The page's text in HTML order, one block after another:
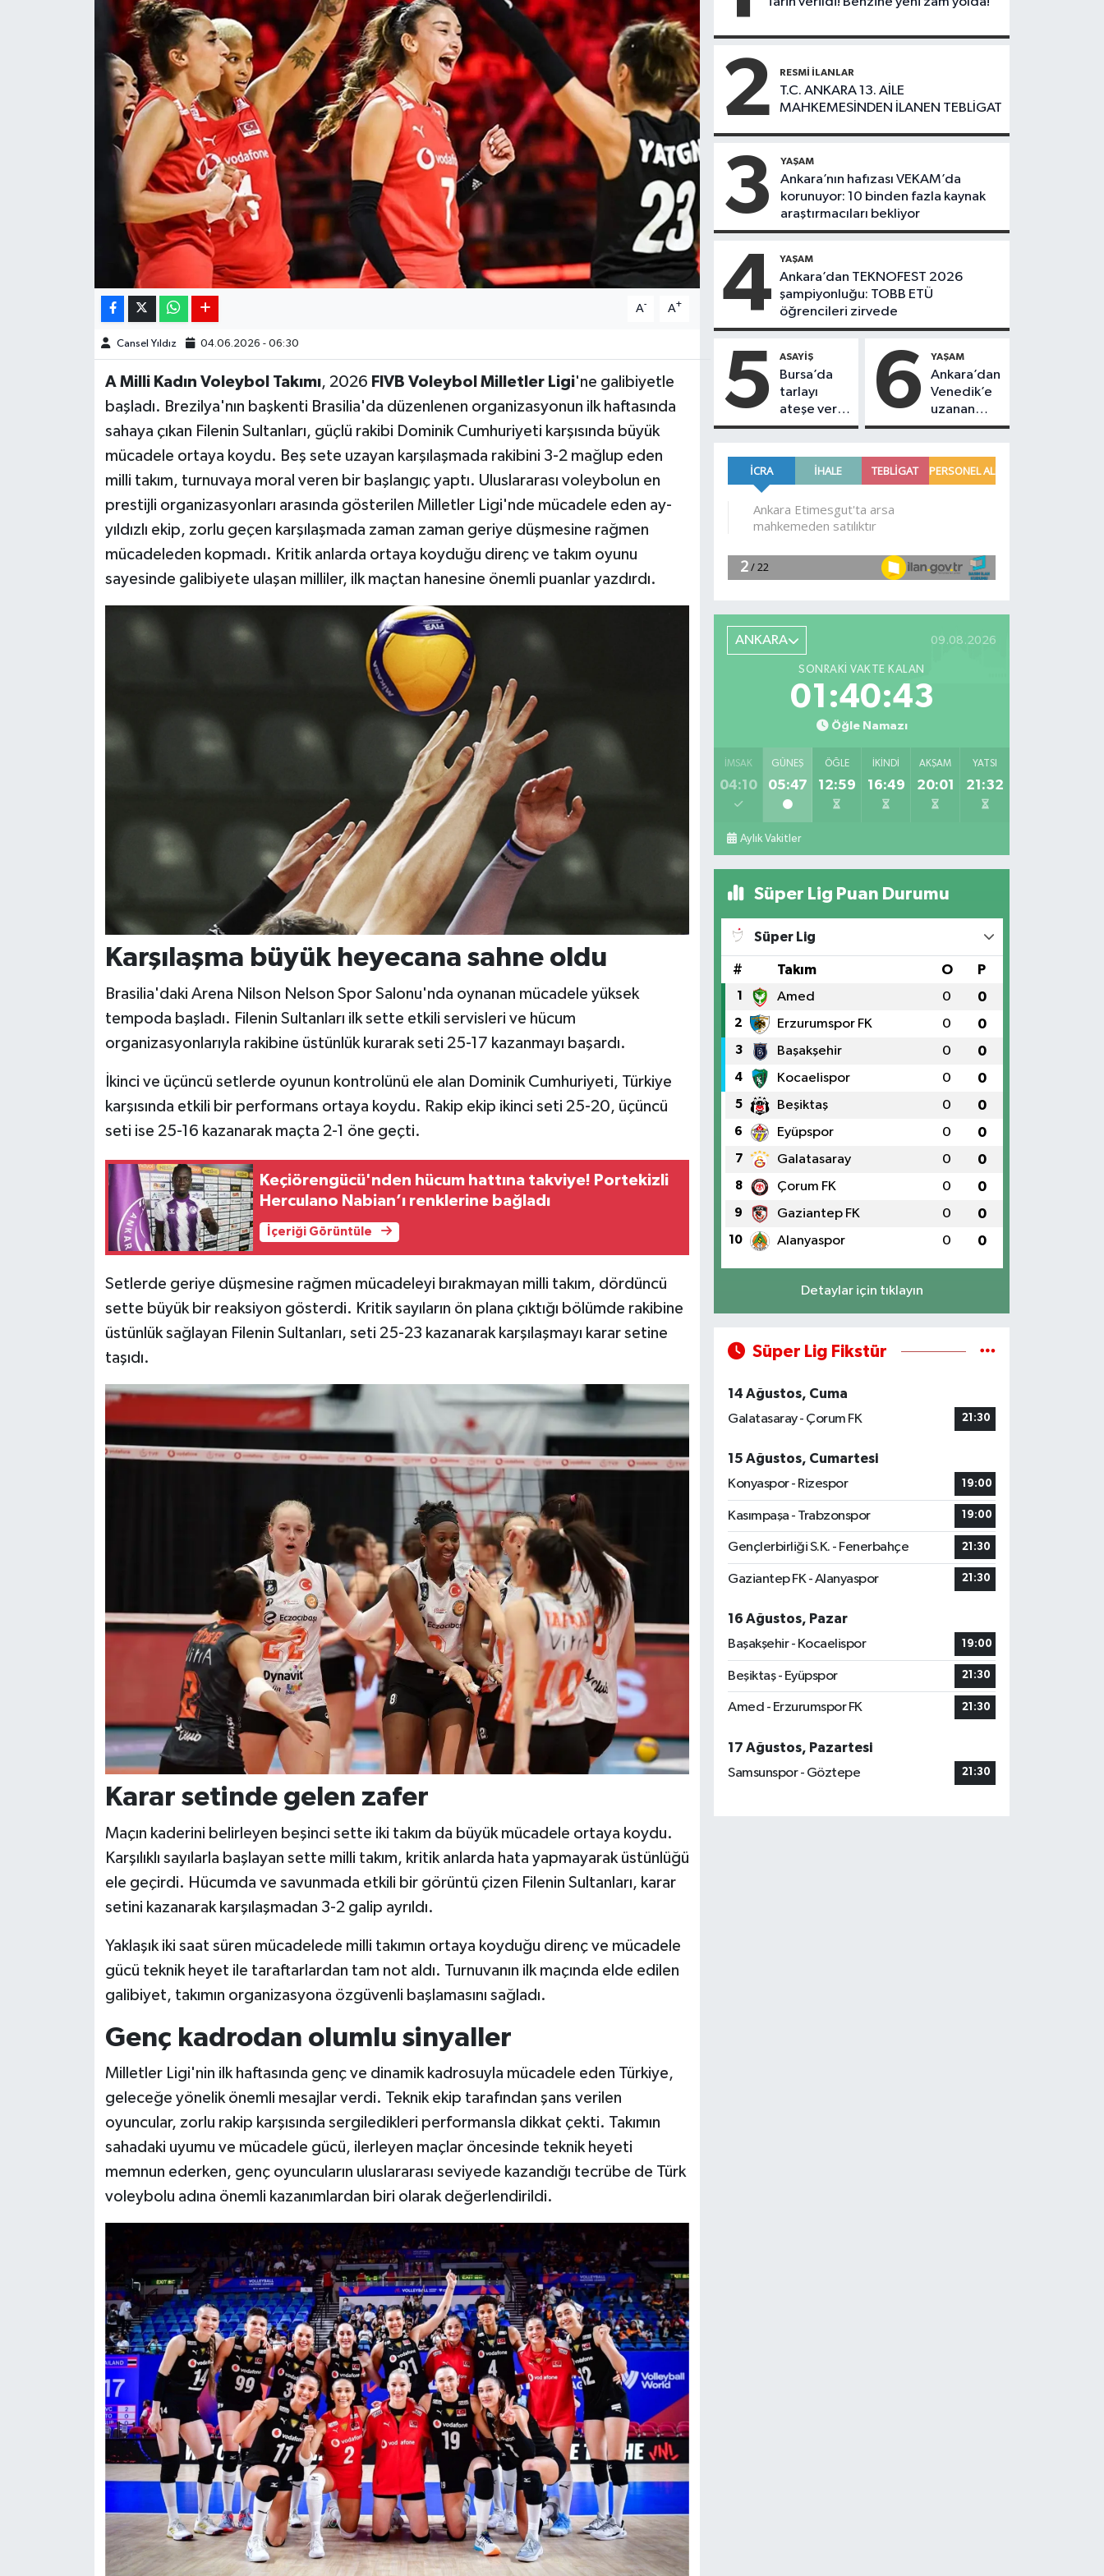
A- A+
Cansel Yıldız 04.06.2026 - 06:30
A Milli Kadın Voleybol Takımı, 2026 FIVB Voleybol Milletler Ligi'ne galibiyetle
başladı. Brezilya'nın başkenti Brasilia'da düzenlenen organizasyonun ilk haftasında
sahaya çıkan Filenin Sultanları, güçlü rakibi Dominik Cumhuriyeti karşısında büyük
mücadele ortaya koydu. Beş sete uzayan karşılaşmada rakibini 3-2 mağlup eden
milli takım, turnuvaya moral veren bir başlangıç yaptı. Uluslararası voleybolun en
prestijli organizasyonları arasında gösterilen Milletler Ligi'nde mücadele eden ay-
yıldızlı ekip, zorlu geçen karşılaşmada zaman zaman geriye düşmesine rağmen
mücadeleden kopmadı. Kritik anlarda ortaya koyduğu direnç ve takım oyunu
sayesinde galibiyete ulaşan milliler, ilk maçtan hanesine önemli puanlar yazdırdı.
Karşılaşma büyük heyecana sahne oldu
Brasilia'daki Arena Nilson Nelson Spor Salonu'nda oynanan mücadele yüksek
tempoda başladı. Filenin Sultanları ilk sette etkili servisleri ve hücum
organizasyonlarıyla rakibine üstünlük kurarak seti 25-17 kazanmayı başardı.
İkinci ve üçüncü setlerde oyunun kontrolünü ele alan Dominik Cumhuriyeti, Türkiye
karşısında etkili bir performans ortaya koydu. Rakip ekip ikinci seti 25-20, üçüncü
seti ise 25-16 kazanarak maçta 2-1 öne geçti.
Keçiörengücü'nden hücum hattına takviye! Portekizli
Herculano Nabian’ı renklerine bağladı
İçeriği Görüntüle
Setlerde geriye düşmesine rağmen mücadeleyi bırakmayan milli takım, dördüncü
sette büyük bir reaksiyon gösterdi. Kritik sayıların ön plana çıktığı bölümde rakibine
üstünlük sağlayan Filenin Sultanları, seti 25-23 kazanarak karşılaşmayı karar setine
taşıdı.
Karar setinde gelen zafer
Maçın kaderini belirleyen beşinci sette iki takım da büyük mücadele ortaya koydu.
Karşılıklı sayılarla başlayan sette milli takım, kritik anlarda hata yapmayarak üstünlüğü
ele geçirdi. Hücumda ve savunmada etkili bir görüntü çizen Filenin Sultanları, karar
setini kazanarak karşılaşmadan 3-2 galip ayrıldı.
Yaklaşık iki saat süren mücadelede milli takımın ortaya koyduğu direnç ve mücadele
gücü teknik heyet ile taraftarlardan tam not aldı. Turnuvanın ilk maçında elde edilen
galibiyet, takımın organizasyona özgüvenli başlamasını sağladı.
Genç kadrodan olumlu sinyaller
Milletler Ligi'nin ilk haftasında genç ve dinamik kadrosuyla mücadele eden Türkiye,
geleceğe yönelik önemli mesajlar verdi. Teknik ekip tarafından şans verilen
oyuncular, zorlu rakip karşısında sergiledikleri performansla dikkat çekti. Takımın
sahadaki uyumu ve mücadele gücü, ilerleyen maçlar öncesinde teknik heyeti
memnun ederken, genç oyuncuların uluslararası seviyede kazandığı tecrübe de Türk
voleybolu adına önemli kazanımlardan biri olarak değerlendirildi.
2 RESMI İLANLAR
T.C. ANKARA 13. AİLE
MAHKEMESİNDEN İLANEN TEBLİGAT
3 YAŞAM
Ankara’nın hafızası VEKAM’da
korunuyor: 10 binden fazla kaynak
araştırmacıları bekliyor
4 YAŞAM
Ankara’dan TEKNOFEST 2026
şampiyonluğu: TOBB ETÜ
öğrencileri zirvede
5 ASAYIŞ
Bursa’da
tarlayı
ateşe verip
kaçtı! 16
şüpheliyi
jandarma
6 YAŞAM
Ankara’dan
Venedik’e
uzanan
başarı
ANKARA 09.08.2026
SONRAKI VAKTE KALAN
01:40:41
Öğle Namazı
İMSAK
04:10
GÜNEŞ
05:47
ÖĞLE
12:59
İKINDI
16:49
AKŞAM
20:01
YATSI
21:32
Aylık Vakitler
Süper Lig Puan Durumu
Süper Lig
# Takım O P
1 Amed 0 0
2 Erzurumspor FK 0 0
3 Başakşehir 0 0
4 Kocaelispor 0 0
5 Beşiktaş 0 0
6 Eyüpspor 0 0
7 Galatasaray 0 0
8 Çorum FK 0 0
9 Gaziantep FK 0 0
10 Alanyaspor 0 0
Detaylar için tıklayın
Süper Lig Fikstür
14 Ağustos, Cuma
Galatasaray - Çorum FK
21:30
15 Ağustos, Cumartesi
Konyaspor - Rizespor
19:00
Kasımpaşa - Trabzonspor 19:00
Gençlerbirliği S.K. - Fenerbahçe 21:30
Gaziantep FK - Alanyaspor 21:30
16 Ağustos, Pazar
Başakşehir - Kocaelispor
19:00
Beşiktaş - Eyüpspor 21:30
Amed - Erzurumspor FK 21:30
17 Ağustos, Pazartesi
Samsunspor - Göztepe
21:30